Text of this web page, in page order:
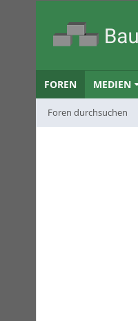
FOREN
Foren durchsuchen
MEDIEN